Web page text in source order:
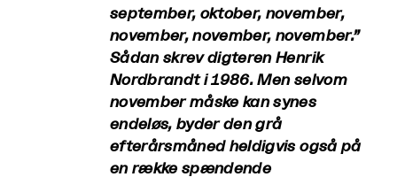
september, oktober, november,
november, november, november.”
Sådan skrev digteren Henrik
Nordbrandt i 1986. Men selvom
november måske kan synes
endeløs, byder den grå
efterårsmåned heldigvis også på
en række spændende